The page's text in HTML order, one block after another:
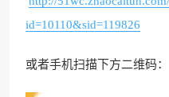
id=10110&sid=119826
或者手机扫描下方二维码：